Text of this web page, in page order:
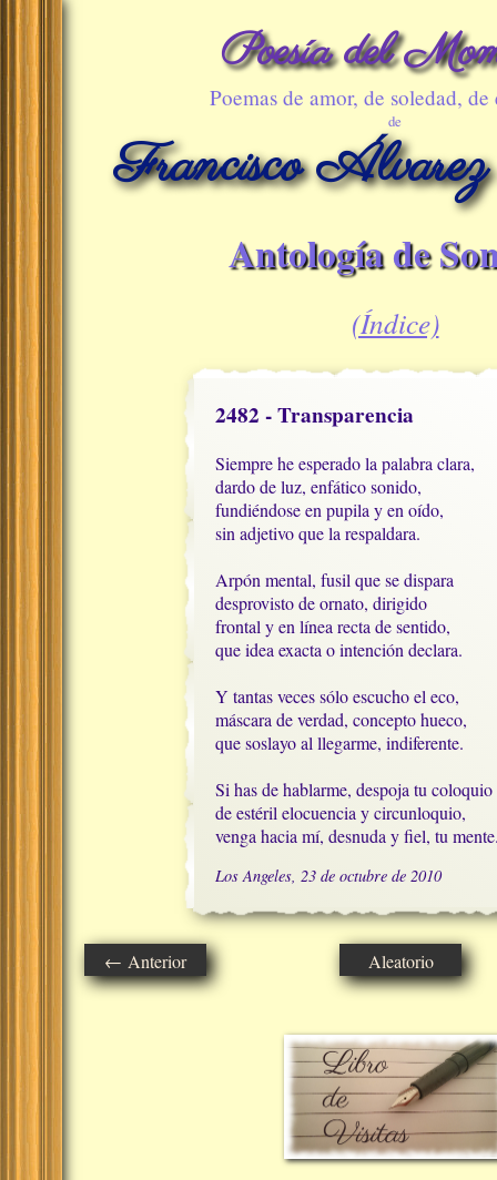
Poesía del
Poemas de amor, de soledad, de
de
Francisco
Antología de
(Índice)
2482 - Transparencia
Siempre he esperado la palabra clara,
dardo de luz, enfático sonido,
fundiéndose en pupila y en oído,
sin adjetivo que la respaldara.
Arpón mental, fusil que se dispara
desprovisto de ornato, dirigido
frontal y en línea recta de sentido,
que idea exacta o intención declara.
Y tantas veces sólo escucho el eco,
máscara de verdad, concepto hueco,
que soslayo al llegarme, indiferente.
Si has de hablarme, despoja tu coloquio
de estéril elocuencia y circunloquio,
venga hacia mí, desnuda y fiel, tu
Los Angeles, 23 de octubre de 2010
← Anterior Aleatorio